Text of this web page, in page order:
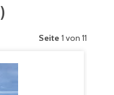
)
Seite 1 von 11